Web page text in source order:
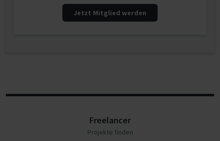
Jetzt Mitglied werden
Freelancer
Projekte finden